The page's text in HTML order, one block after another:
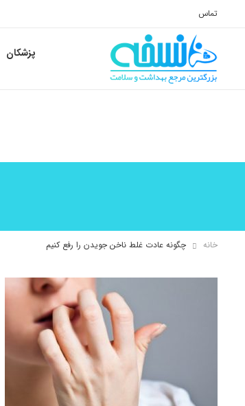
تماس
پزشکان
خانه چگونه عادت غلط ناخن جویدن را رفع کنیم